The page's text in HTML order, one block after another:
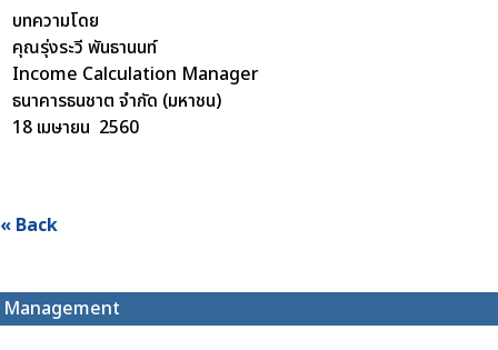
บทความโดย
คุณรุ่งระวี พันธานนท์
Income Calculation Manager
ธนาคารธนชาต จำกัด (มหาชน)
18 เมษายน 2560
« Back
Management